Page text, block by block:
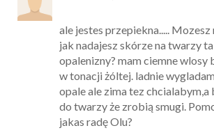
ale jestes przepiekna.....
jak nadajesz skórze na twarzy
opalenizny? mam ciemne wlosy
w tonacji żóltej. ladnie
opale ale zima tez chcialabym,a
do twarzy że zrobią smugi.
jakas radę Olu?